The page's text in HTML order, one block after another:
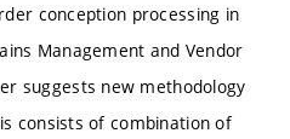
conception processing in
Management and Vendor
suggests new methodology
consists of combination of